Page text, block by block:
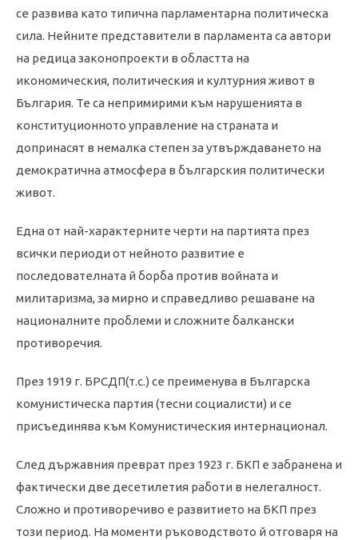
се развива като типична парламентарна политическа
сила. Нейните представители в парламента са автори
на редица законопроекти в областта на
икономическия, политическия и културния живот в
България. Те са непримирими към нарушенията в
конституционното управление на страната и
допринасят в немалка степен за утвърждаването на
демократична атмосфера в българския политически
живот.
Една от най-характерните черти на партията през
всички периоди от нейното развитие е
последователната й борба против войната и
милитаризма, за мирно и справедливо решаване на
националните проблеми и сложните балкански
противоречия.
През 1919 г. БРСДП(т.с.) се преименува в Българска
комунистическа партия (тесни социалисти) и се
присъединява към Комунистическия интернационал.
След държавния преврат през 1923 г. БКП е забранена и
фактически две десетилетия работи в нелегалност.
Сложно и противоречиво е развитието на БКП през
този период. На моменти ръководството й отговаря на